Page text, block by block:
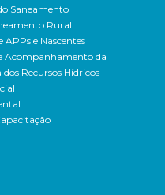
Saneamento
Rural
e Nascentes
Acompanhamento da
Recursos Hídricos